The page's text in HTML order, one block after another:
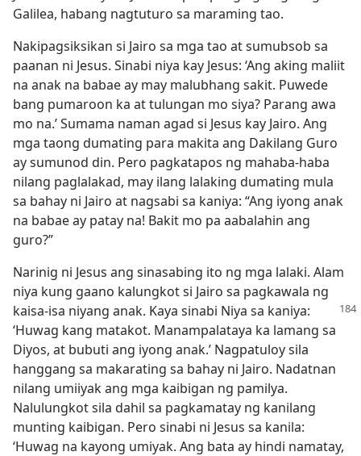
Galilea, habang nagtuturo sa maraming tao.
Nakipagsiksikan si Jairo sa mga tao at sumubsob sa
paanan ni Jesus. Sinabi niya kay Jesus: ‘Ang aking maliit
na anak na babae ay may malubhang sakit. Puwede
bang pumaroon ka at tulungan mo siya? Parang awa
mo na.’ Sumama naman agad si Jesus kay Jairo. Ang
mga taong dumating para makita ang Dakilang Guro
ay sumunod din. Pero pagkatapos ng mahaba-haba
nilang paglalakad, may ilang lalaking dumating mula
sa bahay ni Jairo at nagsabi sa kaniya: “Ang iyong anak
na babae ay patay na! Bakit mo pa aabalahin ang
guro?”
Narinig ni Jesus ang sinasabing ito ng mga lalaki. Alam
niya kung gaano kalungkot si Jairo sa pagkawala ng
kaisa-isa niyang anak. Kaya sinabi Niya sa kaniya:
‘Huwag kang matakot. Manampalataya ka lamang sa
Diyos, at bubuti ang iyong anak.’ Nagpatuloy sila
hanggang sa makarating sa bahay ni Jairo. Nadatnan
nilang umiiyak ang mga kaibigan ng pamilya.
Nalulungkot sila dahil sa pagkamatay ng kanilang
munting kaibigan. Pero sinabi ni Jesus sa kanila:
‘Huwag na kayong umiyak. Ang bata ay hindi namatay,